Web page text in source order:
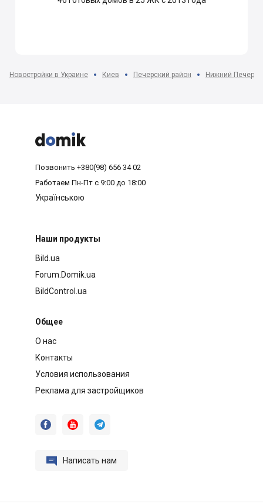
Новостройки в Украине Киев Печерский район Нижний Печерск



Позвонить +380(98) 656 34 02
Работаем Пн-Пт с 9:00 до 18:00
Українською
Наши продукты
Bild.ua
Forum.Domik.ua
BildControl.ua
Общее
О нас
Контакты
Условия использования
Реклама для застройщиков
  
 Написать нам